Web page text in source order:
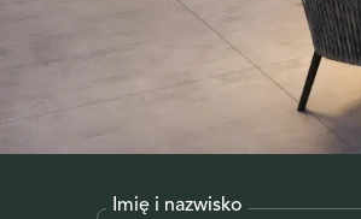
Imię i nazwisko